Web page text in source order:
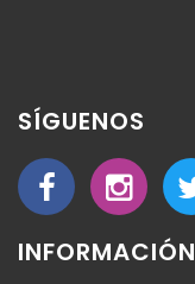
SÍGUENOS
INFORMACIÓN